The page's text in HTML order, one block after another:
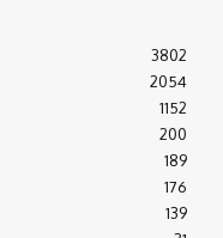
3802
2054
1152
200
189
176
139